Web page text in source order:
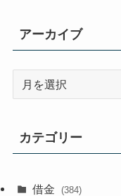
アーカイブ
ブ
カテゴリー
借金 (384)